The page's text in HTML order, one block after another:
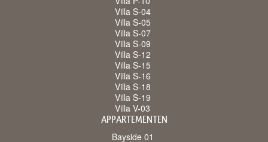
Villa S-04
Villa S-05
Villa S-07
Villa S-09
Villa S-12
Villa S-15
Villa S-16
Villa S-18
Villa S-19
Villa V-03
APPARTEMENTEN
Bayside 01